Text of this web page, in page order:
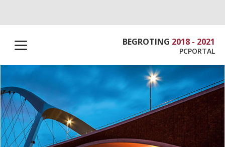
BEGROTING 2018 - 2021
PCPORTAL